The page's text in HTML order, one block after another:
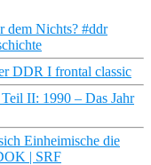
dem Nichts? #ddr
DDR I frontal classic
II: 1990 – Das Jahr
Einheimische die
| SRF